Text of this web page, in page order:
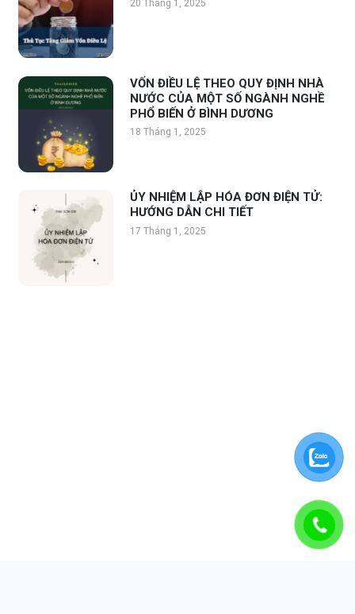
20 Tháng 1, 2025
VỐN ĐIỀU LỆ THEO QUY ĐỊNH NHÀ
NƯỚC CỦA MỘT SỐ NGÀNH NGHỀ
PHỔ BIẾN Ở BÌNH DƯƠNG
18 Tháng 1, 2025
ỦY NHIỆM LẬP HÓA ĐƠN ĐIỆN TỬ:
HƯỚNG DẪN CHI TIẾT
17 Tháng 1, 2025